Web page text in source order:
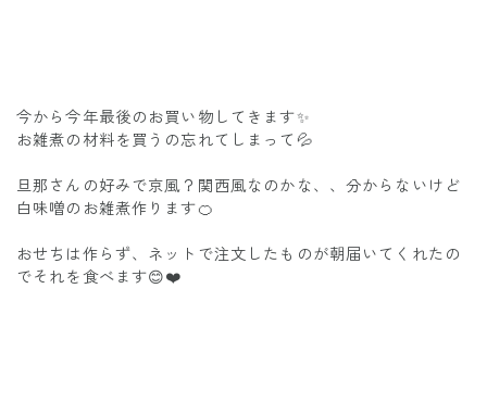
今から今年最後のお買い物してきます✨
お雑煮の材料を買うの忘れてしまって💦
旦那さんの好みで京風？関西風なのかな、、分からないけど
白味噌のお雑煮作ります🍊
おせちは作らず、ネットで注文したものが朝届いてくれたの
でそれを食べます😊❤️